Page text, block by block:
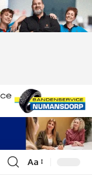
Lettergrootte
Aa